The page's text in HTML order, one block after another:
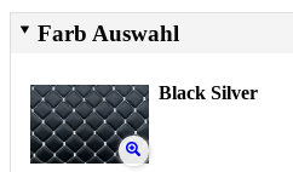
Farb Auswahl
Black Silver